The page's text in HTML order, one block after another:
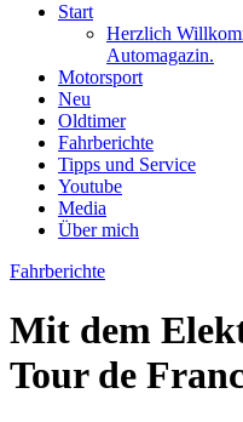
Start
Herzlich
Automagazin.
Motorsport
Neu
Oldtimer
Fahrberichte
Tipps und Service
Youtube
Media
Über mich
Fahrberichte
Mit dem
Tour de